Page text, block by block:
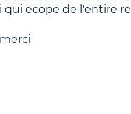
qui ecope de l'entire